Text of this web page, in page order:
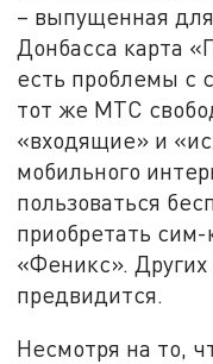
– выпущенная
Донбасса карта
есть проблемы с
тот же МТС
«входящие» и
мобильного
пользоваться
приобретать сим-
«Феникс». Других
предвидится.
Несмотря на то,